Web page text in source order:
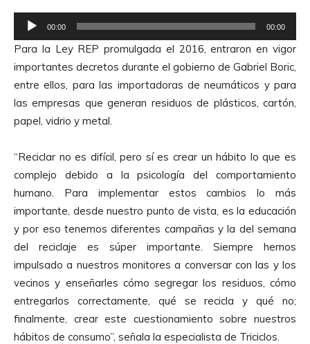
r
e
A
u
d
i
e
p
r
o
d
u
o
r
d
e
A
u
d
i
o
00:00 00:00
Para la Ley REP promulgada el 2016, entraron en vigor
importantes decretos durante el gobierno de Gabriel Boric,
entre ellos, para las importadoras de neumáticos y para
las empresas que generan residuos de plásticos, cartón,
papel, vidrio y metal.
“Reciclar no es difícil, pero sí es crear un hábito lo que es
complejo debido a la psicología del comportamiento
humano. Para implementar estos cambios lo más
importante, desde nuestro punto de vista, es la educación
y por eso tenemos diferentes campañas y la del semana
del reciclaje es súper importante. Siempre hemos
impulsado a nuestros monitores a conversar con las y los
vecinos y enseñarles cómo segregar los residuos, cómo
entregarlos correctamente, qué se recicla y qué no;
finalmente, crear este cuestionamiento sobre nuestros
hábitos de consumo”, señala la especialista de Triciclos.